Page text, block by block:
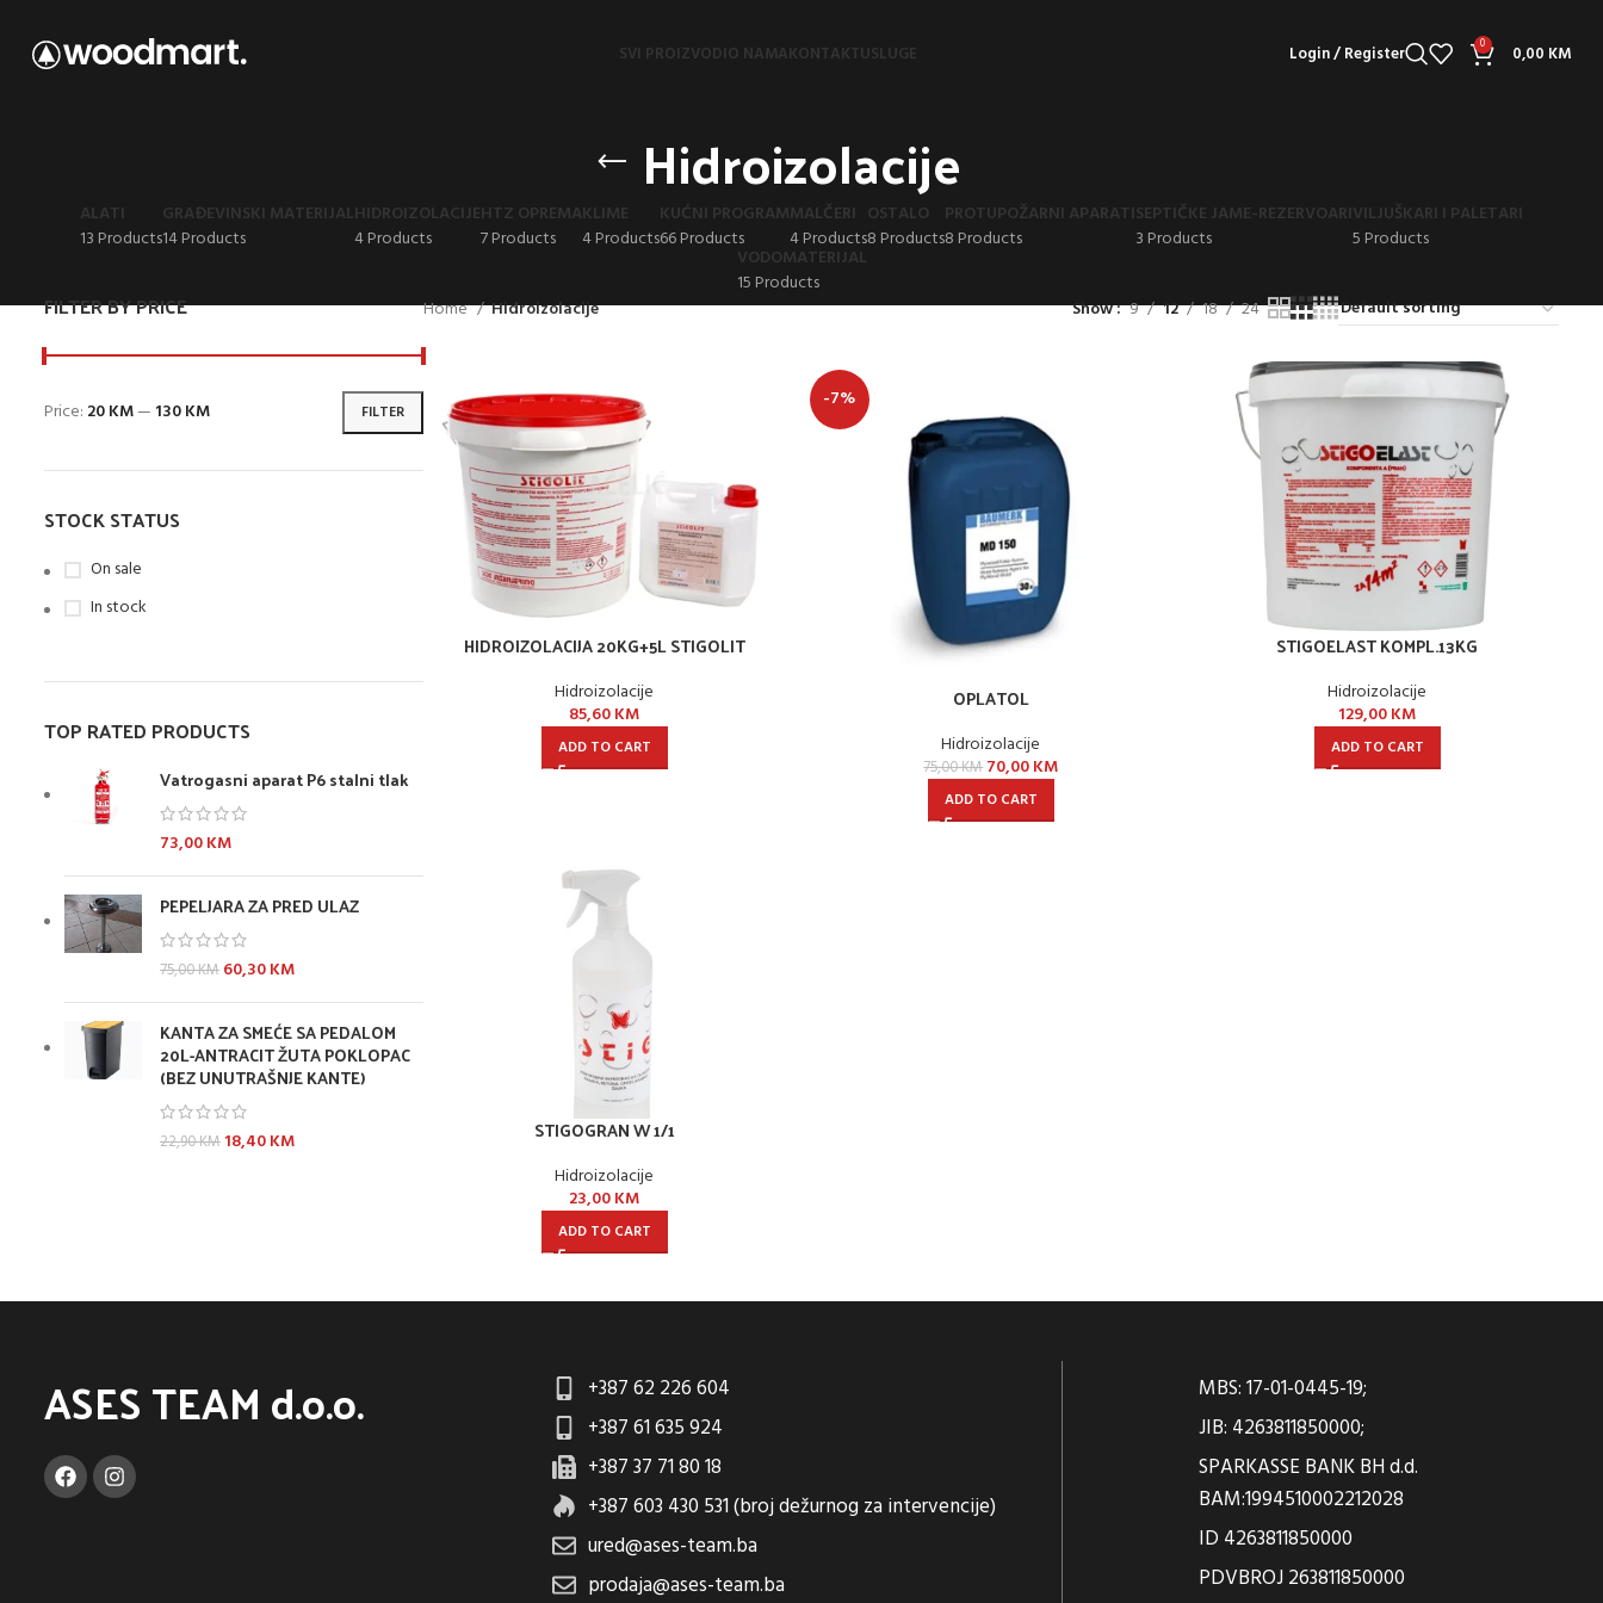
SVI PROIZVODIO NAMAKONTAKTUSLUGE Login / Register 0 0,00 KM
Hidroizolacije
ALATI
13 Products
GRAĐEVINSKI MATERIJAL
14 Products
HIDROIZOLACIJE
4 Products
HTZ OPREMA
7 Products
KLIME
4 Products
KUĆNI PROGRAM
66 Products
MALČERI
4 Products
OSTALO
8 Products
PROTUPOŽARNI APARATI
8 Products
SEPTIČKE JAME-REZERVOARI
3 Products
VILJUŠKARI I PALETARI
5 Products
VODOMATERIJAL
15 Products
FILTER BY PRICE
FILTER
Price: 20 KM— 130 KM
STOCK STATUS
On sale
In stock
TOP RATED PRODUCTS
Vatrogasni aparat P6 stalni tlak
73,00KM
PEPELJARA ZA PRED ULAZ
75,00KM 60,30KM
KANTA ZA SMEĆE SA PEDALOM
20L-ANTRACIT ŽUTA POKLOPAC
(BEZ UNUTRAŠNJE KANTE)
22,90KM 18,40KM
Home Hidroizolacije Show 9 12 18 24
HIDROIZOLACIJA 20KG+5L STIGOLIT
Hidroizolacije
85,60KM
ADD TO CART
-7%
OPLATOL
Hidroizolacije
75,00KM 70,00KM
ADD TO CART
STIGOELAST KOMPL.13KG
Hidroizolacije
129,00KM
ADD TO CART
STIGOGRAN W 1/1
Hidroizolacije
23,00KM
ADD TO CART
ASES TEAM d.o.o.
+387 62 226 604
+387 61 635 924
+387 37 71 80 18
+387 603 430 531 (broj dežurnog za intervencije)
ured@ases-team.ba
prodaja@ases-team.ba
MBS: 17-01-0445-19;
JIB: 4263811850000;
SPARKASSE BANK BH d.d.
BAM:1994510002212028
ID 4263811850000
PDVBROJ 263811850000